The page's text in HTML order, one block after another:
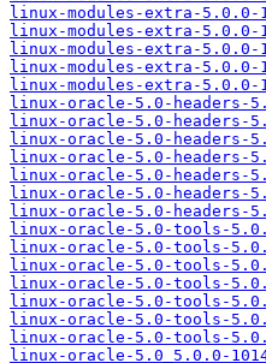
linux-modules-extra-5.0.0-
linux-modules-extra-5.0.0-
linux-modules-extra-5.0.0-
linux-modules-extra-5.0.0-
linux-modules-extra-5.0.0-
linux-oracle-5.0-headers-
linux-oracle-5.0-headers-
linux-oracle-5.0-headers-
linux-oracle-5.0-headers-
linux-oracle-5.0-headers-
linux-oracle-5.0-headers-
linux-oracle-5.0-headers-
linux-oracle-5.0-tools-
linux-oracle-5.0-tools-
linux-oracle-5.0-tools-
linux-oracle-5.0-tools-
linux-oracle-5.0-tools-
linux-oracle-5.0-tools-
linux-oracle-5.0-tools-
linux-oracle-5.0_5.0.0-